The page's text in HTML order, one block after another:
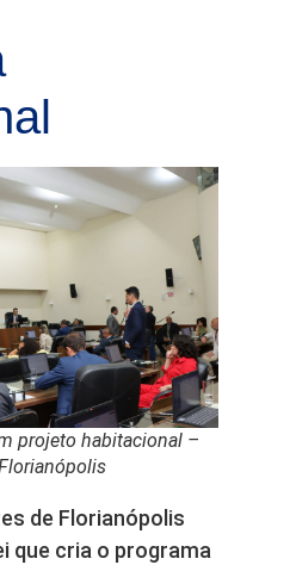
projeto habitacional –
de Florianópolis
que cria o programa